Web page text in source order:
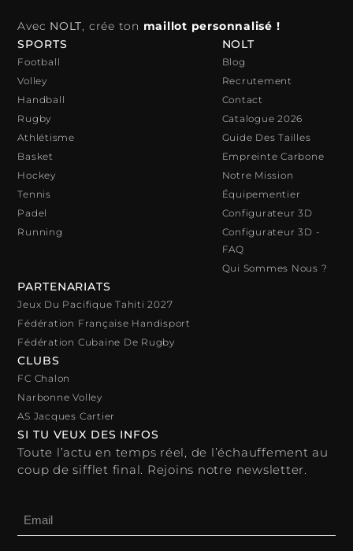
Avec NOLT, crée ton maillot personnalisé !
SPORTS
Football
Volley
Handball
Rugby
Athlétisme
Basket
Hockey
Tennis
Padel
Running
NOLT
Blog
Recrutement
Contact
Catalogue 2026
Guide Des Tailles
Empreinte Carbone
Notre Mission
Équipementier
Configurateur 3D
Configurateur 3D -
FAQ
Qui Sommes Nous ?
PARTENARIATS
Jeux Du Pacifique Tahiti 2027
Fédération Française Handisport
Fédération Cubaine De Rugby
CLUBS
FC Chalon
Narbonne Volley
AS Jacques Cartier
SI TU VEUX DES INFOS
Toute l’actu en temps réel, de l’échauffement au
coup de sifflet final. Rejoins notre newsletter.